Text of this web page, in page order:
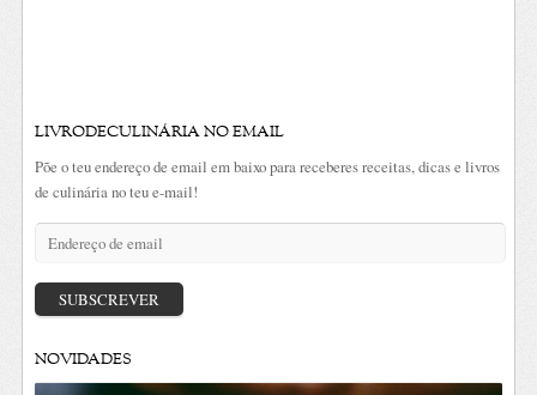
LIVRODECULINÁRIA NO EMAIL
Põe o teu endereço de email em baixo para receberes receitas, dicas e livros
de culinária no teu e-mail!
Endereço
email
SUBSCREVER
NOVIDADES